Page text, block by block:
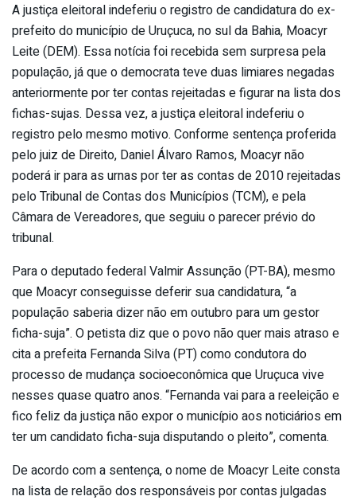
A justiça eleitoral indeferiu o registro de candidatura do ex-
prefeito do município de Uruçuca, no sul da Bahia, Moacyr
Leite (DEM). Essa notícia foi recebida sem surpresa pela
população, já que o democrata teve duas limiares negadas
anteriormente por ter contas rejeitadas e figurar na lista dos
fichas-sujas. Dessa vez, a justiça eleitoral indeferiu o
registro pelo mesmo motivo. Conforme sentença proferida
pelo juiz de Direito, Daniel Álvaro Ramos, Moacyr não
poderá ir para as urnas por ter as contas de 2010 rejeitadas
pelo Tribunal de Contas dos Municípios (TCM), e pela
Câmara de Vereadores, que seguiu o parecer prévio do
tribunal.
Para o deputado federal Valmir Assunção (PT-BA), mesmo
que Moacyr conseguisse deferir sua candidatura, “a
população saberia dizer não em outubro para um gestor
ficha-suja”. O petista diz que o povo não quer mais atraso e
cita a prefeita Fernanda Silva (PT) como condutora do
processo de mudança socioeconômica que Uruçuca vive
nesses quase quatro anos. “Fernanda vai para a reeleição e
fico feliz da justiça não expor o município aos noticiários em
ter um candidato ficha-suja disputando o pleito”, comenta.
De acordo com a sentença, o nome de Moacyr Leite consta
na lista de relação dos responsáveis por contas julgadas